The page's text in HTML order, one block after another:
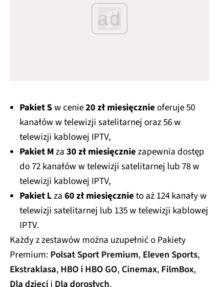
ad
Pakiet Sw cenie20 zł miesięcznieoferuje 50
kanałów w telewizji satelitarnej oraz 56 w
telewizji kablowej IPTV,
Pakiet Mza30 zł miesięczniezapewnia dostęp
do 72 kanałów w telewizji satelitarnej lub 78 w
telewizji kablowej IPTV,
Pakiet Lza60 zł miesięcznieto aż 124 kanały w
telewizji satelitarnej lub 135 w telewizji kablowej
IPTV.
Każdy z zestawów można uzupełnić o Pakiety
Premium: Polsat Sport Premium, Eleven Sports,
Ekstraklasa, HBO i HBO GO, Cinemax, FilmBox,
Dla dzieci i Dla dorosłych.